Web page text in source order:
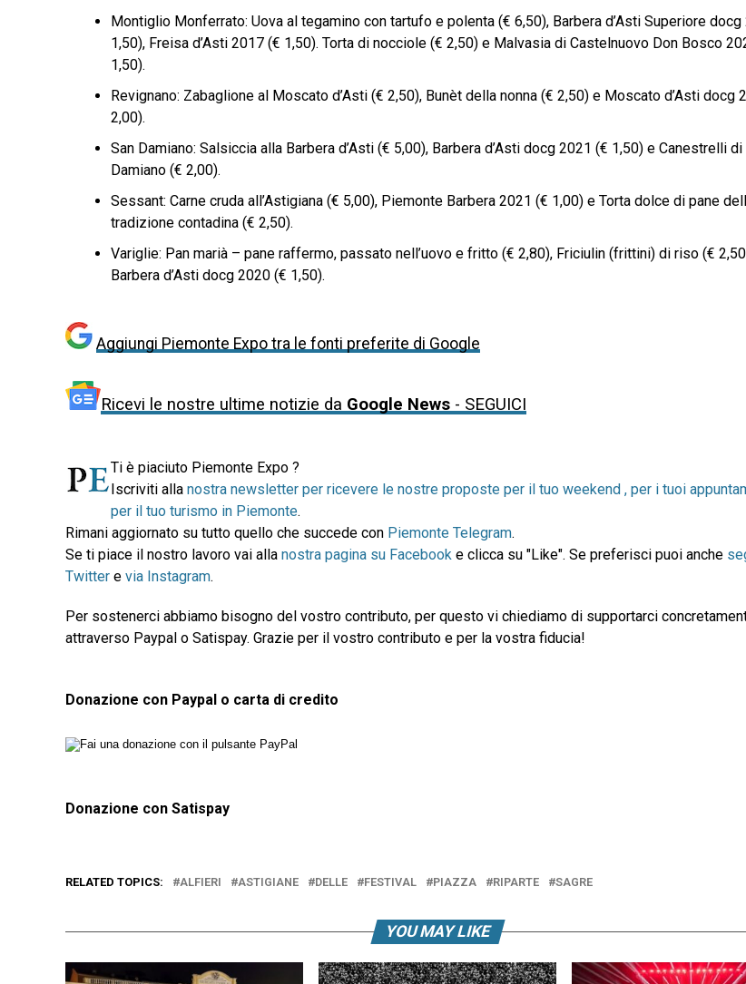
Montiglio Monferrato: Uova al tegamino con tartufo e polenta (€ 6,50), Barbera d’Asti Superiore docg
1,50), Freisa d’Asti 2017 (€ 1,50). Torta di nocciole (€ 2,50) e Malvasia di Castelnuovo Don Bosco
1,50).
Revignano: Zabaglione al Moscato d’Asti (€ 2,50), Bunèt della nonna (€ 2,50) e Moscato d’Asti docg
2,00).
San Damiano: Salsiccia alla Barbera d’Asti (€ 5,00), Barbera d’Asti docg 2021 (€ 1,50) e Canestrelli di
Damiano (€ 2,00).
Sessant: Carne cruda all’Astigiana (€ 5,00), Piemonte Barbera 2021 (€ 1,00) e Torta dolce di pane
tradizione contadina (€ 2,50).
Variglie: Pan marià – pane raffermo, passato nell’uovo e fritto (€ 2,80), Friciulin (frittini) di riso (€
Barbera d’Asti docg 2020 (€ 1,50).
Aggiungi Piemonte Expo tra le fonti preferite di Google
Ricevi le nostre ultime notizie da Google News - SEGUICI
Ti è piaciuto Piemonte Expo ?
Iscriviti alla nostra newsletter per ricevere le nostre proposte per il tuo weekend , per i tuoi
per il tuo turismo in Piemonte.
Rimani aggiornato su tutto quello che succede con Piemonte Telegram.
Se ti piace il nostro lavoro vai alla nostra pagina su Facebook e clicca su "Like". Se preferisci puoi anche
Twitter e via Instagram.
Per sostenerci abbiamo bisogno del vostro contributo, per questo vi chiediamo di supportarci
attraverso Paypal o Satispay. Grazie per il vostro contributo e per la vostra fiducia!
Donazione con Paypal o carta di credito
Donazione con Satispay
RELATED TOPICS: ALFIERI ASTIGIANE DELLE FESTIVAL PIAZZA RIPARTE SAGRE
YOU MAY LIKE